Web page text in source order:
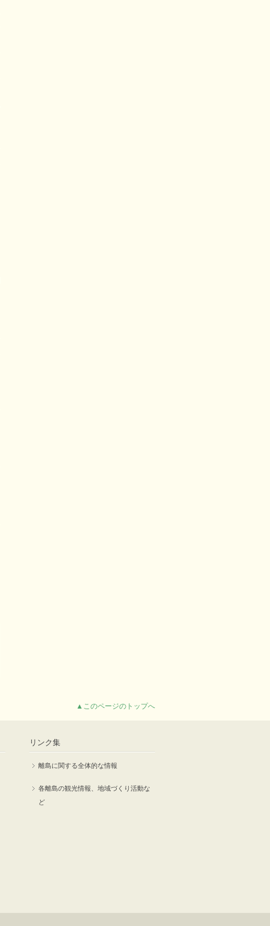
▲このページのトップへ
リンク集
離島に関する全体的な情報
各離島の観光情報、地域づくり活動な
ど